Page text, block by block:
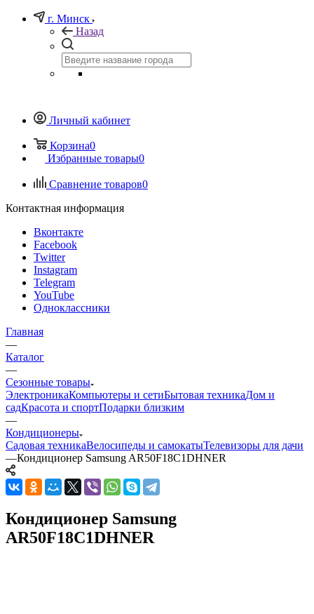
г. Минск
Назад
Личный кабинет
Корзина0
Избранные товары0
Сравнение товаров0
Контактная информация
Вконтакте
Facebook
Twitter
Instagram
Telegram
YouTube
Одноклассники
Главная
—
Каталог
—
Сезонные товары
ЭлектроникаКомпьютеры и сетиБытовая техникаДом и
садКрасота и спортПодарки близким
—
Кондиционеры
Садовая техникаВелосипеды и самокатыТелевизоры для дачи
—Кондиционер Samsung AR50F18C1DHNER
Кондиционер Samsung
AR50F18C1DHNER